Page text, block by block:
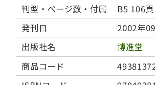
判型・ページ数・付属
B5 106頁
発刊日
2002年
出版社名
博進堂
商品コード